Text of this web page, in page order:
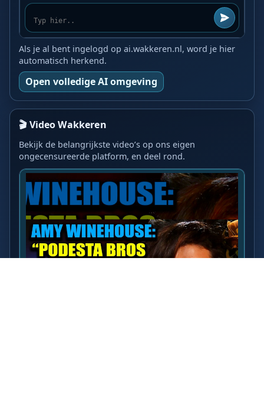
Als je al bent ingelogd op ai.wakkeren.nl, word je hier
automatisch herkend.
Open volledige AI omgeving
🎬 Video Wakkeren
Bekijk de belangrijkste video’s op ons eigen
ongecensureerde platform, en deel rond.